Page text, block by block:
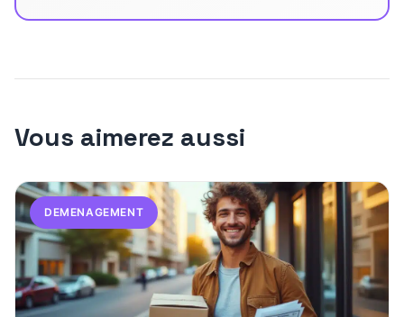
Vous aimerez aussi
DEMENAGEMENT